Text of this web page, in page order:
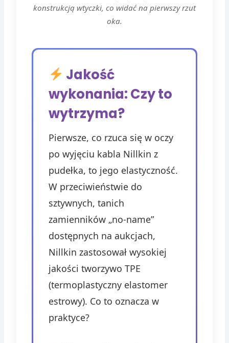
konstrukcją wtyczki, co widać na pierwszy rzut
oka.
Jakość
wykonania: Czy to
wytrzyma?
Pierwsze, co rzuca się w oczy
po wyjęciu kabla Nillkin z
pudełka, to jego elastyczność.
W przeciwieństwie do
sztywnych, tanich
zamienników „no-name”
dostępnych na aukcjach,
Nillkin zastosował wysokiej
jakości tworzywo TPE
(termoplastyczny elastomer
estrowy). Co to oznacza w
praktyce?